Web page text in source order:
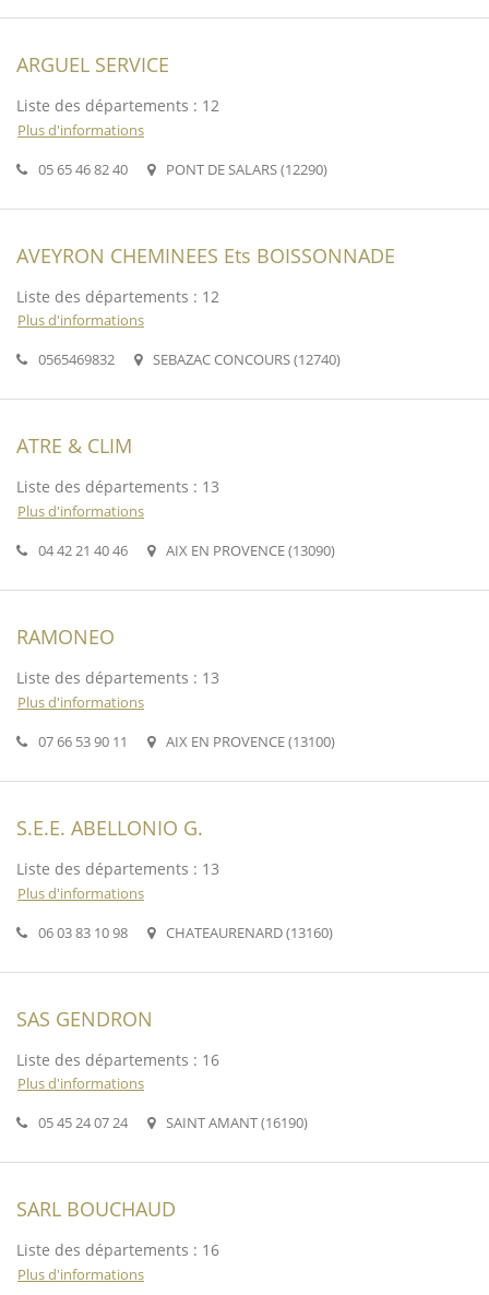
ARGUEL SERVICE
Liste des départements : 12
Plus d'informations
05 65 46 82 40
PONT DE SALARS (12290)
AVEYRON CHEMINEES Ets BOISSONNADE
Liste des départements : 12
Plus d'informations
0565469832
SEBAZAC CONCOURS (12740)
ATRE & CLIM
Liste des départements : 13
Plus d'informations
04 42 21 40 46
AIX EN PROVENCE (13090)
RAMONEO
Liste des départements : 13
Plus d'informations
07 66 53 90 11
AIX EN PROVENCE (13100)
S.E.E. ABELLONIO G.
Liste des départements : 13
Plus d'informations
06 03 83 10 98
CHATEAURENARD (13160)
SAS GENDRON
Liste des départements : 16
Plus d'informations
05 45 24 07 24
SAINT AMANT (16190)
SARL BOUCHAUD
Liste des départements : 16
Plus d'informations